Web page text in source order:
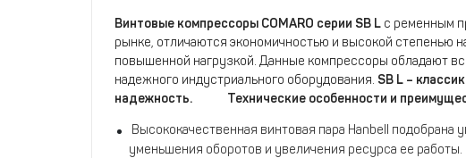
Винтовые компрессоры COMARO серии SB L с ременным
рынке, отличаются экономичностью и высокой степенью
повышенной нагрузкой. Данные компрессоры обладают
надежного индустриального оборудования. SB L –
надежность.
Технические особенности и
Высококачественная винтовая пара Hanbell подобрана
уменьшения оборотов и увеличения ресурса ее работы.